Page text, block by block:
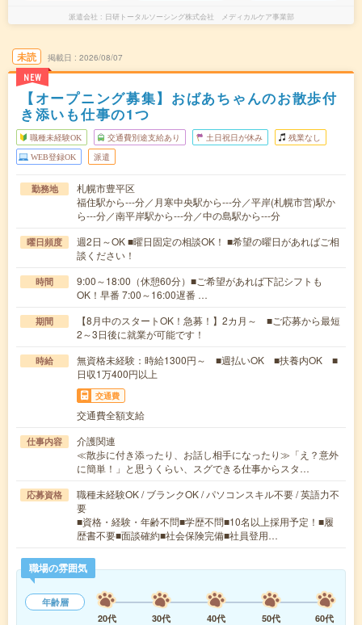
派遣会社 日研トータルソーシング株式会社 メディカルケア事業部
未読
NEW
掲載日 2026/08/07
【オープニング募集】おばあちゃんのお散歩付
き添いも仕事の1つ
職種未経験OK 交通費別途支給あり 土日祝日が休み 残業なし
WEB登録OK 派遣
勤務地
札幌市豊平区
福住駅から---分／月寒中央駅から---分／平岸(札幌市営)駅か
ら---分／南平岸駅から---分／中の島駅から---分
曜日頻度
週2日～OK ■曜日固定の相談OK！ ■希望の曜日があればご相
談ください！
時間
9:00～18:00（休憩60分）■ご希望があれば下記シフトも
OK！早番 7:00～16:00遅番 …
期間
【8月中のスタートOK！急募！】2カ月～ ■ご応募から最短
2～3日後に就業が可能です！
時給
無資格未経験：時給1300円～ ■週払いOK ■扶養内OK ■
日収1万400円以上
交通費
交通費全額支給
仕事内容
介護関連
≪散歩に付き添ったり、お話し相手になったり≫「え？意外
に簡単！」と思うくらい、スグできる仕事からスタ…
応募資格
職種未経験OK / ブランクOK / パソコンスキル不要 / 英語力不
要
■資格・経験・年齢不問■学歴不問■10名以上採用予定！■履
歴書不要■面談確約■社会保険完備■社員登用…
職場の雰囲気
年齢層
20代
30代 40代 50代
60代